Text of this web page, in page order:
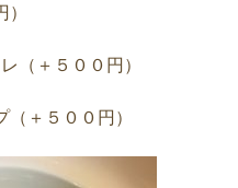
（＋５００円）
＋５００円）